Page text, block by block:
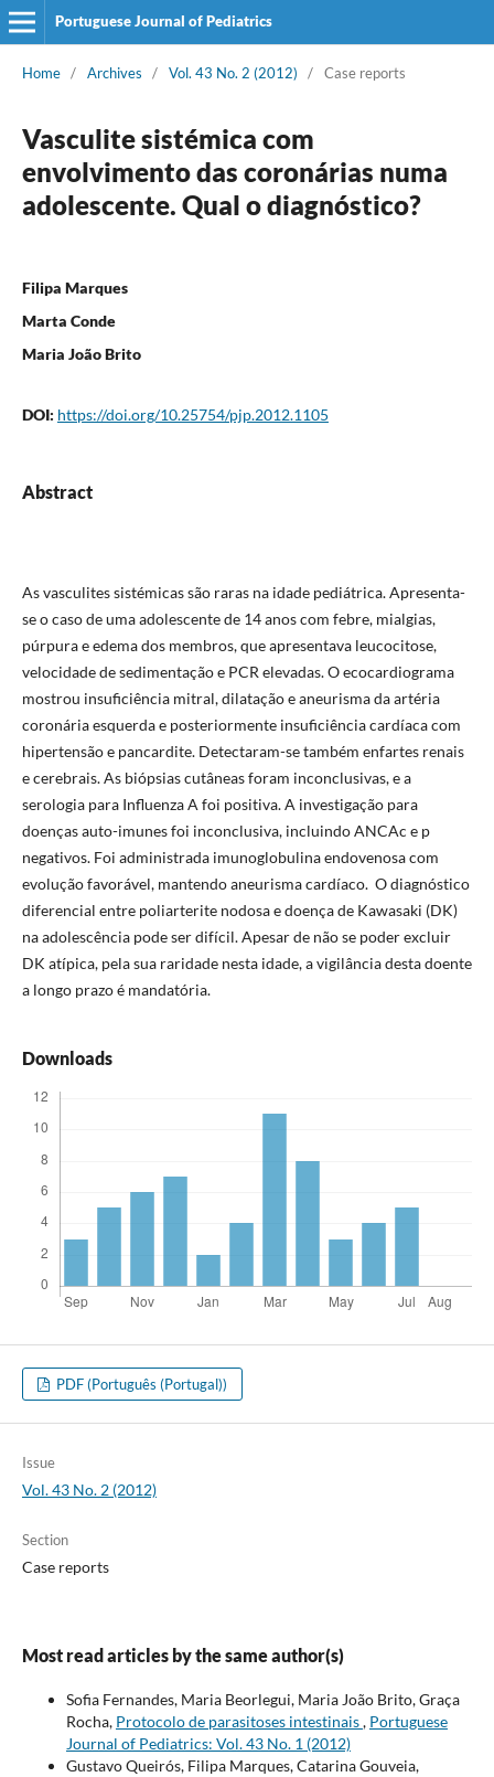
Portuguese Journal of Pediatrics
Home / Archives / Vol. 43 No. 2 (2012) / Case reports
Vasculite sistémica com
envolvimento das coronárias numa
adolescente. Qual o diagnóstico?
Filipa Marques
Marta Conde
Maria João Brito
DOI: https://doi.org/10.25754/pjp.2012.1105
Abstract
As vasculites sistémicas são raras na idade pediátrica. Apresenta-
se o caso de uma adolescente de 14 anos com febre, mialgias,
púrpura e edema dos membros, que apresentava leucocitose,
velocidade de sedimentação e PCR elevadas. O ecocardiograma
mostrou insuficiência mitral, dilatação e aneurisma da artéria
coronária esquerda e posteriormente insuficiência cardíaca com
hipertensão e pancardite. Detectaram-se também enfartes renais
e cerebrais. As biópsias cutâneas foram inconclusivas, e a
serologia para Influenza A foi positiva. A investigação para
doenças auto-imunes foi inconclusiva, incluindo ANCAc e p
negativos. Foi administrada imunoglobulina endovenosa com
evolução favorável, mantendo aneurisma cardíaco. O diagnóstico
diferencial entre poliarterite nodosa e doença de Kawasaki (DK)
na adolescência pode ser difícil. Apesar de não se poder excluir
DK atípica, pela sua raridade nesta idade, a vigilância desta doente
a longo prazo é mandatória.
Downloads
PDF (Português (Portugal))
Issue
Vol. 43 No. 2 (2012)
Section
Case reports
Most read articles by the same author(s)
Sofia Fernandes, Maria Beorlegui, Maria João Brito, Graça
Rocha, Protocolo de parasitoses intestinais, Portuguese
Journal of Pediatrics: Vol. 43 No. 1 (2012)
Gustavo Queirós, Filipa Marques, Catarina Gouveia,